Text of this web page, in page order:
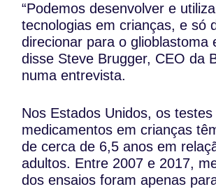
“Podemos desenvolver e
tecnologias em crianças, e só
direcionar para o glioblastoma
disse Steve Brugger, CEO da
numa entrevista.
Nos Estados Unidos, os testes
medicamentos em crianças
de cerca de 6,5 anos em
adultos. Entre 2007 e 2017,
dos ensaios foram apenas